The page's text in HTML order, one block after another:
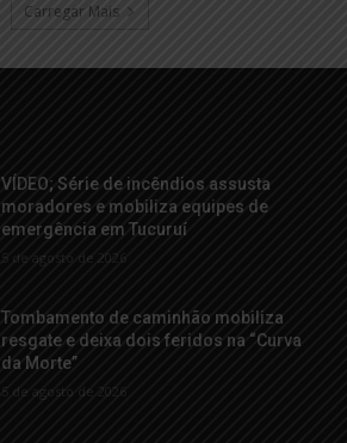
Carregar Mais
VÍDEO; Série de incêndios assusta
moradores e mobiliza equipes de
emergência em Tucuruí
5 de agosto de 2026
Tombamento de caminhão mobiliza
resgate e deixa dois feridos na “Curva
da Morte”
5 de agosto de 2026